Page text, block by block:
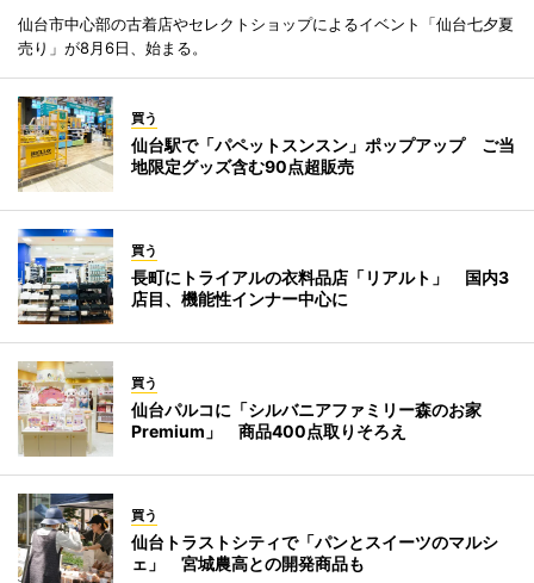
仙台市中心部の古着店やセレクトショップによるイベント「仙台七夕夏
売り」が8月6日、始まる。
買う
仙台駅で「パペットスンスン」ポップアップ ご当
地限定グッズ含む90点超販売
買う
長町にトライアルの衣料品店「リアルト」 国内3
店目、機能性インナー中心に
買う
仙台パルコに「シルバニアファミリー森のお家
Premium」 商品400点取りそろえ
買う
仙台トラストシティで「パンとスイーツのマルシ
ェ」 宮城農高との開発商品も